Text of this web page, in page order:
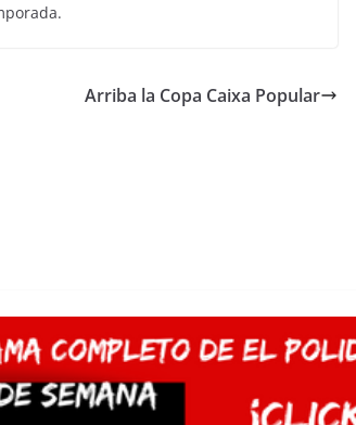
Arriba la Copa Caixa Popular